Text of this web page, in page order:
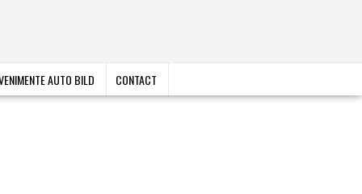
AUTO BILD CONTACT